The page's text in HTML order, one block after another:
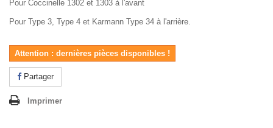
Pour Coccinelle 1302 et 1303 à l'avant
Pour Type 3, Type 4 et Karmann Type 34 à l'arrière.
Attention : dernières pièces disponibles !
Partager
Imprimer